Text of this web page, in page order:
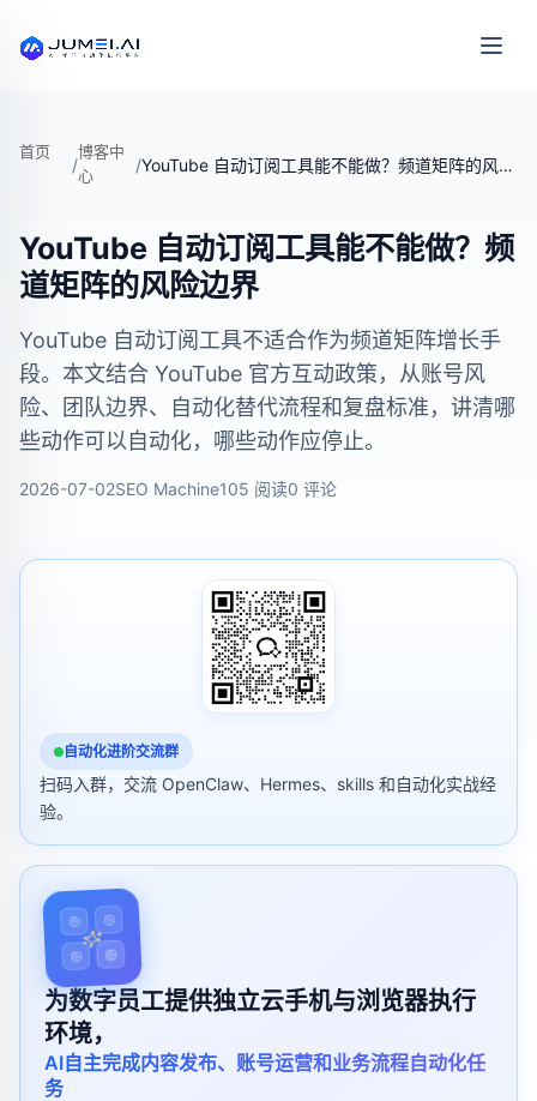
首页
/
博客中
心
/ YouTube 自动订阅工具能不能做？频道矩阵的风险边界
YouTube 自动订阅工具能不能做？频
道矩阵的风险边界
YouTube 自动订阅工具不适合作为频道矩阵增长手
段。本文结合 YouTube 官方互动政策，从账号风
险、团队边界、自动化替代流程和复盘标准，讲清哪
些动作可以自动化，哪些动作应停止。
2026-07-02SEO Machine105 阅读0 评论
自动化进阶交流群
扫码入群，交流 OpenClaw、Hermes、skills 和自动化实战经
验。
为数字员工提供独立云手机与浏览器执行
环境，
AI自主完成内容发布、账号运营和业务流程自动化任
务